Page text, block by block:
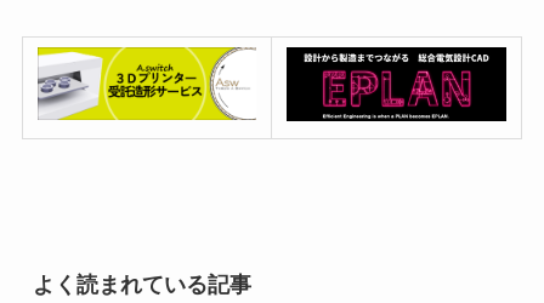
よく読まれている記事